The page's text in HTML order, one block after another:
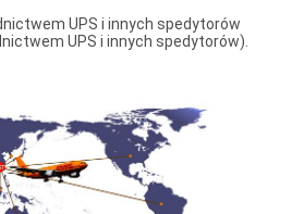
UPS i innych spedytorów
UPS i innych spedytorów).